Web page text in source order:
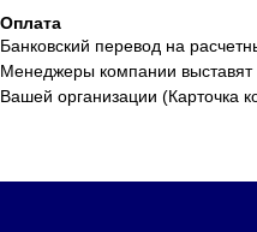
Оплата
Банковский перевод на
Менеджеры компании выставят
Вашей организации (Карточка